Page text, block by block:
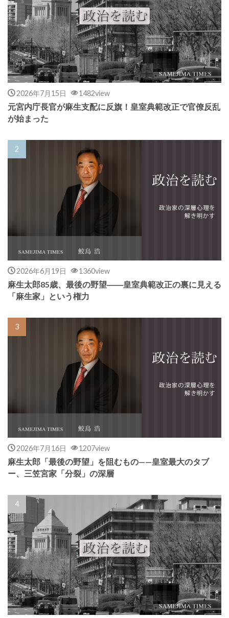
2026年7月15日 1482view
元宮内庁長官が麻生支配に反旗！皇室典範改正で官僚反乱
が始まった
2026年6月19日 1360view
麻生太郎85歳、最後の野望――皇室典範改正の裏に見える
「麻生家」という権力
2026年7月16日 1207view
麻生太郎「最後の野望」を阻むもの——皇室最大のタブ
ー、三笠宮家「分裂」の深層